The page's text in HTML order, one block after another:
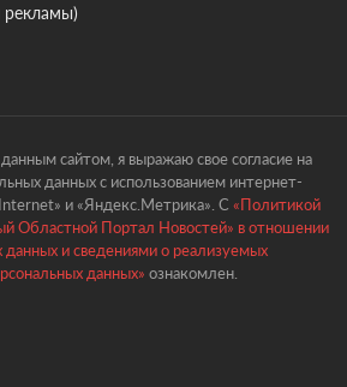
сайтом, я выражаю свое согласие на
данных с использованием интернет-
и «Яндекс.Метрика». С «Политикой
Областной Портал Новостей» в отношении
и сведениями о реализуемых
данных» ознакомлен.